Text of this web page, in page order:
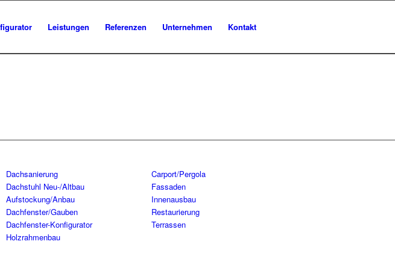
Leistungen Referenzen Unternehmen Kontakt
Dachsanierung
Dachstuhl Neu-/Altbau
Aufstockung/Anbau
Dachfenster/Gauben
Dachfenster-Konfigurator
Holzrahmenbau
Carport/Pergola
Fassaden
Innenausbau
Restaurierung
Terrassen